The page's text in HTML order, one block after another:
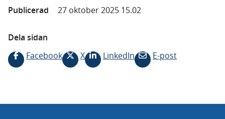
Publicerad
27 oktober 2025 15.02
Dela sidan
Facebook
X LinkedIn E-post